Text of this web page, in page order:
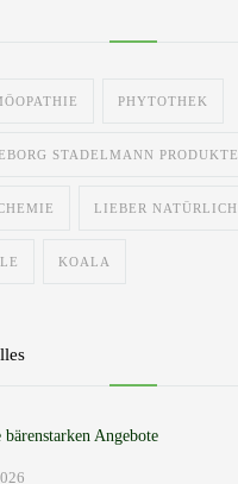
PHYTOTHEK
STADELMANN PRODUKTE
LIEBER NATÜRLICH
KOALA
bärenstarken Angebote